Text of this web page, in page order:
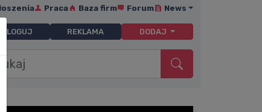
Praca Baza firm Forum News
REKLAMA DODAJ